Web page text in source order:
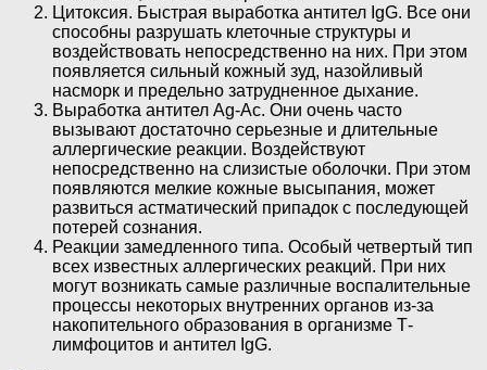
Цитоксия. Быстрая выработка антител IgG. Все они
способны разрушать клеточные структуры и
воздействовать непосредственно на них. При этом
появляется сильный кожный зуд, назойливый
насморк и предельно затрудненное дыхание.
Выработка антител Ag-Ac. Они очень часто
вызывают достаточно серьезные и длительные
аллергические реакции. Воздействуют
непосредственно на слизистые оболочки. При этом
появляются мелкие кожные высыпания, может
развиться астматический припадок с последующей
потерей сознания.
Реакции замедленного типа. Особый четвертый тип
всех известных аллергических реакций. При них
могут возникать самые различные воспалительные
процессы некоторых внутренних органов из-за
накопительного образования в организме Т-
лимфоцитов и антител IgG.